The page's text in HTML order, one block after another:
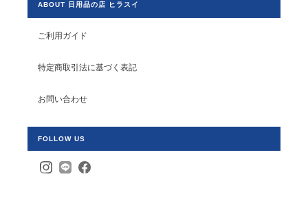
ABOUT 日用品の店 ヒラスイ
ご利用ガイド
特定商取引法に基づく表記
お問い合わせ
FOLLOW US